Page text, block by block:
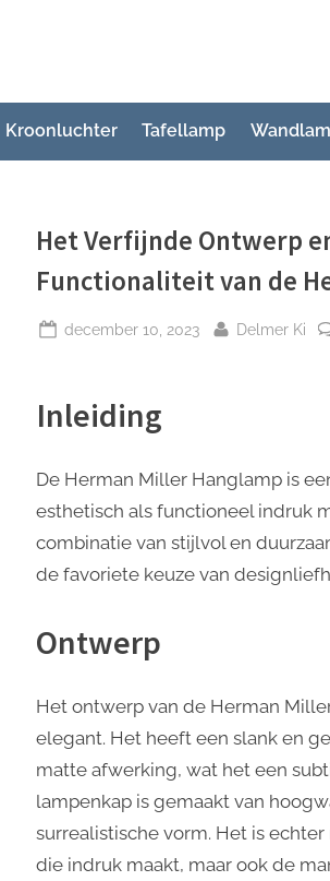
Kroonluchter Tafellamp
Het Verfijnde Ontwerp
Functionaliteit van de
Geplaatst
december 10, 2023 Door
Delmer Ki
Inleiding
De Herman Miller Hanglamp is
esthetisch als functioneel indruk
combinatie van stijlvol en
de favoriete keuze van
Ontwerp
Het ontwerp van de Herman
elegant. Het heeft een slank en
matte afwerking, wat het een
lampenkap is gemaakt van
surrealistische vorm. Het is
die indruk maakt, maar ook de